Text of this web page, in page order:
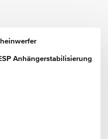
Anhängerstabilisierung